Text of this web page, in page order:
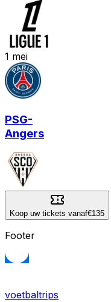
1 mei
PSG-
Angers
Koop uw tickets vanaf€135
Footer
voetbaltrips